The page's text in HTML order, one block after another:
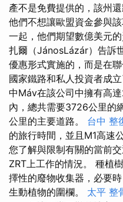
產不是免費提供的，該州
他們不想讓歐盟資金參與
一起，他們期望數億美元的
扎爾（JánosLázár）告訴
優惠形式實施的，而是在
國家鐵路和私人投資者成
中Máv在該公司中擁有高
內，總共需要3726公里的
公里的主要道路。 台中 整
的旅行時間，並且M1高速
您了解與限制有關的當前
ZRT上工作的情況。 種植
擇性的廢物收集器，必要
生動植物的圍欄。 太平 整